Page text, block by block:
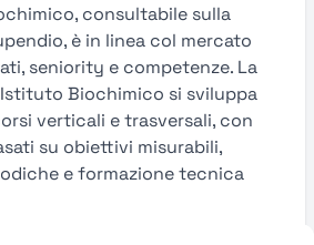
consultabile sulla
è in linea col mercato
seniority e competenze. La
Biochimico si sviluppa
verticali e trasversali, con
su obiettivi misurabili,
e formazione tecnica